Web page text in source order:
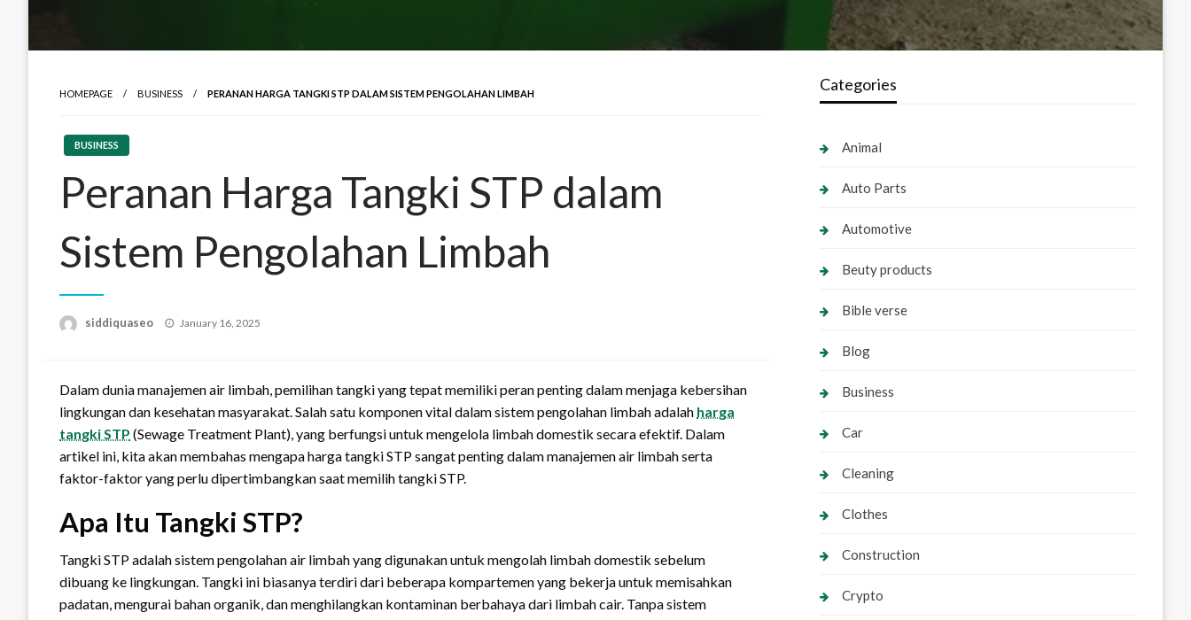
HOMEPAGE BUSINESS PERANAN HARGA TANGKI STP DALAM SISTEM PENGOLAHAN LIMBAH
BUSINESS
Peranan Harga Tangki STP dalam
Sistem Pengolahan Limbah
siddiquaseo
Posted
January 16, 2025
Dalam dunia manajemen air limbah, pemilihan tangki yang tepat memiliki peran penting dalam menjaga kebersihan
lingkungan dan kesehatan masyarakat. Salah satu komponen vital dalam sistem pengolahan limbah adalah harga
tangki STP (Sewage Treatment Plant), yang berfungsi untuk mengelola limbah domestik secara efektif. Dalam
artikel ini, kita akan membahas mengapa harga tangki STP sangat penting dalam manajemen air limbah serta
faktor-faktor yang perlu dipertimbangkan saat memilih tangki STP.
Apa Itu Tangki STP?
Tangki STP adalah sistem pengolahan air limbah yang digunakan untuk mengolah limbah domestik sebelum
dibuang ke lingkungan. Tangki ini biasanya terdiri dari beberapa kompartemen yang bekerja untuk memisahkan
padatan, mengurai bahan organik, dan menghilangkan kontaminan berbahaya dari limbah cair. Tanpa sistem
Categories
Animal
Auto Parts
Automotive
Beuty products
Bible verse
Blog
Business
Car
Cleaning
Clothes
Construction
Crypto